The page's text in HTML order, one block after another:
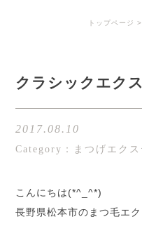
トップページ >
クラシックエク
2017.08.10
Category：まつげエクス
こんにちは(*^_^*)
長野県松本市のまつ毛エ